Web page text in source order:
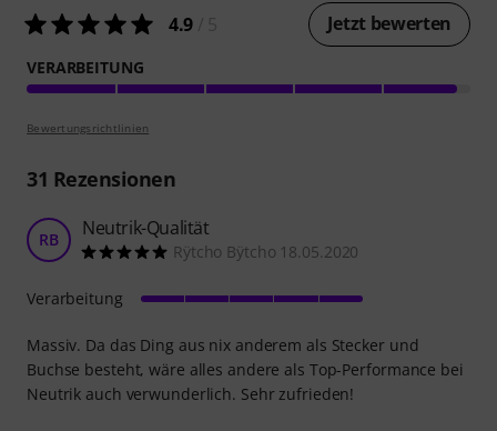
4.9 Jetzt bewerten
VERARBEITUNG
Bewertungsrichtlinien
31 Rezensionen
RB Neutrik-Qualität
Rÿtcho Bÿtcho 18.05.2020
Massiv. Da das Ding aus nix anderem als Stecker und
Buchse besteht, wäre alles andere als Top-Performance bei
Neutrik auch verwunderlich. Sehr zufrieden!
Verarbeitung